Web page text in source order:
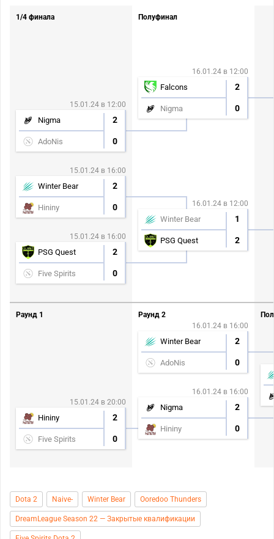
1/4 финала
15.01.24 в 12:00
Nigma 2
AdoNis 0
15.01.24 в 16:00
Winter Bear 2
Hininy 0
15.01.24 в 16:00
PSG Quest 2
Five Spirits 0
Полуфинал
16.01.24 в 12:00
Falcons 2
Nigma 0
16.01.24 в 12:00
Winter Bear 1
PSG Quest 2
Раунд 1
15.01.24 в 20:00
Hininy 2
Five Spirits 0
Раунд 2
16.01.24 в 16:00
Winter Bear 2
AdoNis 0
16.01.24 в 16:00
Nigma 2
Hininy 0
Dota 2 Naive- Winter Bear Ooredoo Thunders
DreamLeague Season 22 — Закрытые квалификации